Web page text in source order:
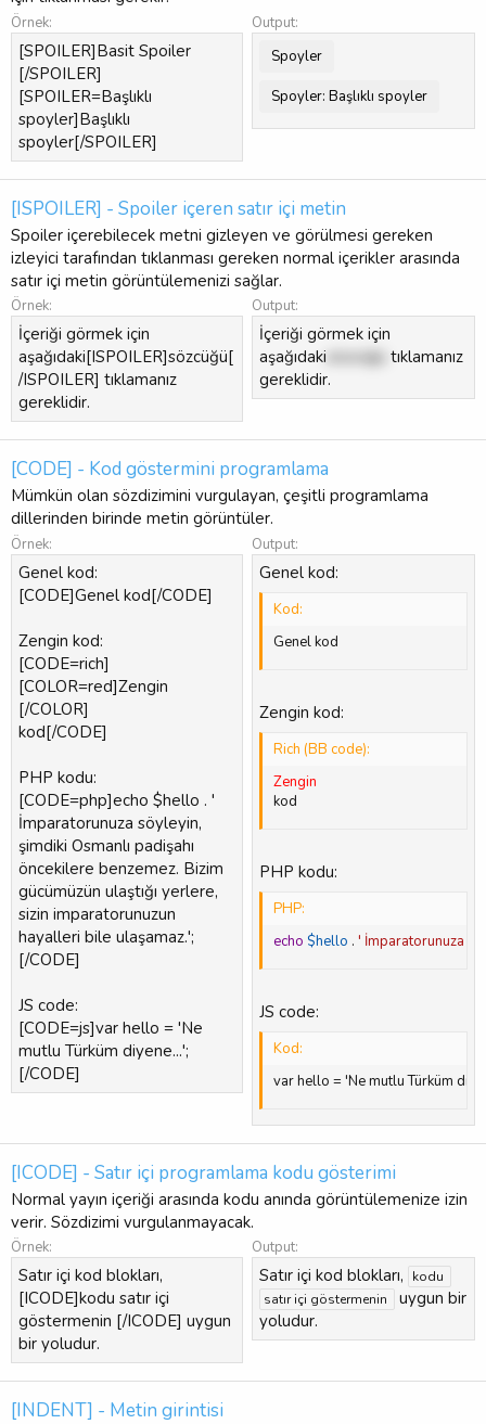
Örnek:
[SPOILER]Basit Spoiler
[/SPOILER]
[SPOILER=Başlıklı
spoyler]Başlıklı
spoyler[/SPOILER]
Output:
Spoyler
Spoyler: Başlıklı spoyler
[ISPOILER] - Spoiler içeren satır içi metin
Spoiler içerebilecek metni gizleyen ve görülmesi gereken
izleyici tarafından tıklanması gereken normal içerikler arasında
satır içi metin görüntülemenizi sağlar.
Örnek:
İçeriği görmek için
aşağıdaki[ISPOILER]sözcüğü[
/ISPOILER] tıklamanız
gereklidir.
Output:
İçeriği görmek için
aşağıdaki
tıklamanız
gereklidir.
[CODE] - Kod göstermini programlama
Mümkün olan sözdizimini vurgulayan, çeşitli programlama
dillerinden birinde metin görüntüler.
Örnek:
Genel kod:
[CODE]Genel kod[/CODE]
Zengin kod:
[CODE=rich]
[COLOR=red]Zengin
[/COLOR]
kod[/CODE]
PHP kodu:
[CODE=php]echo $hello . '
İmparatorunuza söyleyin,
şimdiki Osmanlı padişahı
öncekilere benzemez. Bizim
gücümüzün ulaştığı yerlere,
sizin imparatorunuzun
hayalleri bile ulaşamaz.';
[/CODE]
JS code:
[CODE=js]var hello = 'Ne
mutlu Türküm diyene...';
[/CODE]
Output:
Genel kod:
Kod:
Genel kod
Zengin kod:
Rich (BB code):
Zengin
kod
PHP kodu:
PHP:
echo $hello . ' İmparatorunuza
JS code:
Kod:
var hello = 'Ne mutlu Türküm
[ICODE] - Satır içi programlama kodu gösterimi
Normal yayın içeriği arasında kodu anında görüntülemenize izin
verir. Sözdizimi vurgulanmayacak.
Örnek:
Satır içi kod blokları,
[ICODE]kodu satır içi
göstermenin [/ICODE] uygun
bir yoludur.
Output:
Satır içi kod blokları,
kodu
satır içi göstermenin
uygun bir
yoludur.
[INDENT] - Metin girintisi